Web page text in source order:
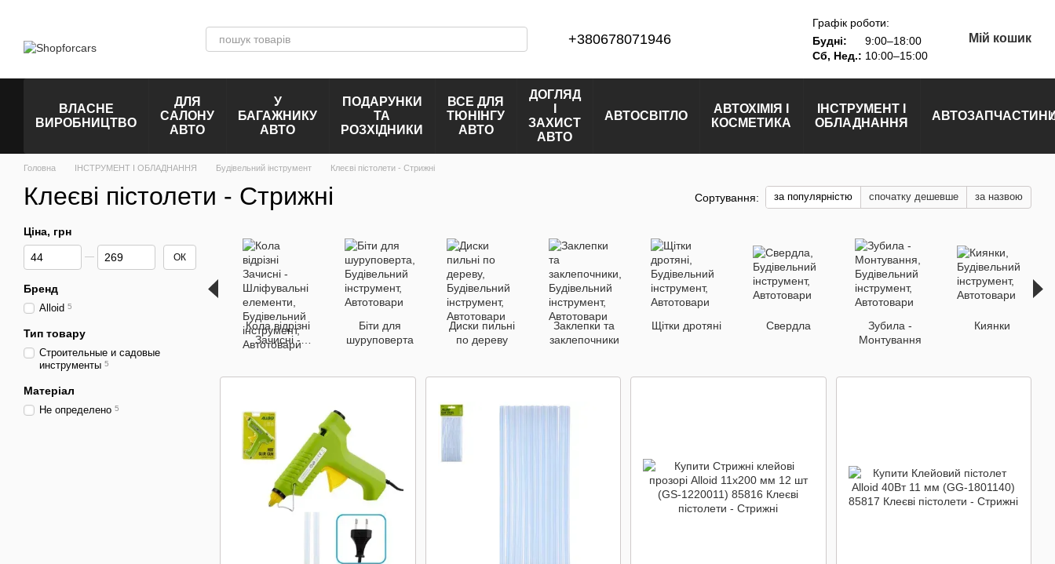
+380678071946
Графік роботи:
Будні:
9:00–18:00
Сб, Нед.: 10:00–15:00
Мій кошик
ВЛАСНЕ
ВИРОБНИЦТВО
ДЛЯ
САЛОНУ
АВТО
У
БАГАЖНИКУ
АВТО
ПОДАРУНКИ
ТА
РОЗХІДНИКИ
ВСЕ ДЛЯ
ТЮНІНГУ
АВТО
ДОГЛЯД
ЗАХИСТ
АВТО
АВТОСВІТЛО
АВТОХІМІЯ І
КОСМЕТИКА
ІНСТРУМЕНТ І
ОБЛАДНАННЯ
Головна ІНСТРУМЕНТ І ОБЛАДНАННЯ Будівельний інструмент Клеєві пістолети - Стрижні
Клеєві пістолети - Стрижні Сортування: за популярністю спочатку дешевше за назвою
Кола відрізні
Зачисні -
Шліфувальні
Біти для
шуруповерта
Диски пильні
по дереву
Заклепки та
заклепочники
Щітки дротяні Свердла
Зубила -
Монтування
Киянки
Ціна, грн
Від Ціна, грн
До Ціна, грн ОК
Бренд
Alloid 5
Тип товару
Строительные и садовые
инструменты 5
Матеріал
Не определено 5